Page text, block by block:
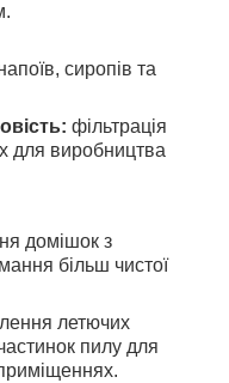
сиропів та
фільтрація
для виробництва
домішок з
більш чистої
летючих
пилу для